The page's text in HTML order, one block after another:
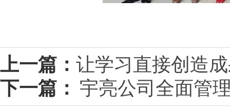
上一篇： 让学习直接创造
下一篇： 宇亮公司全面管